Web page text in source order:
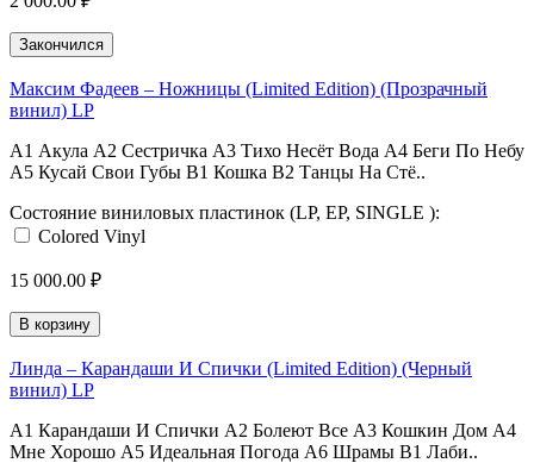
Закончился
Максим Фадеев ‎– Ножницы (Limited Edition) (Прозрачный
винил) LP
A1 Акула A2 Сестричка A3 Тихо Несёт Вода A4 Беги По Небу
A5 Кусай Свои Губы B1 Кошка B2 Танцы На Стё..
Состояние виниловых пластинок (LP, EP, SINGLE ):
Colored Vinyl
15 000.00 ₽
В корзину
Линда ‎– Карандаши И Спички (Limited Edition) (Черный
винил) LP
A1 Карандаши И Спички A2 Болеют Все A3 Кошкин Дом A4
Мне Хорошо A5 Идеальная Погода A6 Шрамы B1 Лаби..